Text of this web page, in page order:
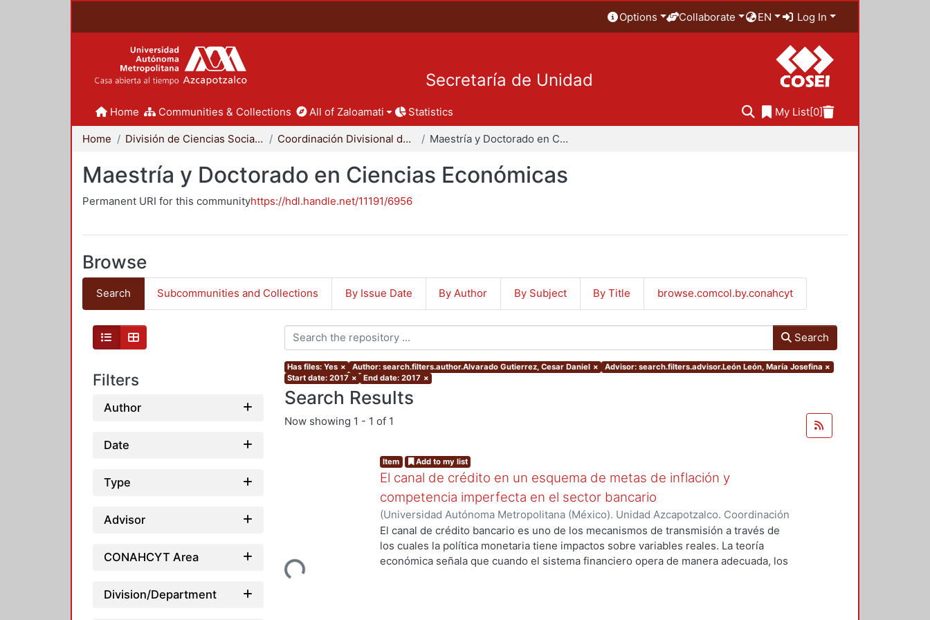
Options Collaborate EN Log In
Secretaría de Unidad
Home Communities & Collections All of Zaloamati Statistics My List[0]
Home División de Ciencias Sociales y Humanidades Coordinación Divisional de Posgrado Maestría y Doctorado en Ciencias Económicas
Maestría y Doctorado en Ciencias Económicas
Permanent URI for this communityhttps://hdl.handle.net/11191/6956
Browse
Search Subcommunities and Collections By Issue Date By Author By Subject By Title browse.comcol.by.conahcyt
Filters
Author
Date
Type
Advisor
CONAHCYT Area
Division/Department
Search
Has files: Yes × Author: search.filters.author.Alvarado Gutierrez, Cesar Daniel × Advisor: search.filters.advisor.León León, María Josefina ×
Start date: 2017 × End date: 2017 ×
Search Results
Now showing 1 - 1 of 1
Loading...
Item Add to my list
El canal de crédito en un esquema de metas de inflación y
competencia imperfecta en el sector bancario
(Universidad Autónoma Metropolitana (México). Unidad Azcapotzalco. Coordinación
de Servicios de Información.,2017)Alvarado Gutierrez, Cesar Daniel
El canal de crédito bancario es uno de los mecanismos de transmisión a través de
los cuales la política monetaria tiene impactos sobre variables reales. La teoría
económica señala que cuando el sistema financiero opera de manera adecuada, los